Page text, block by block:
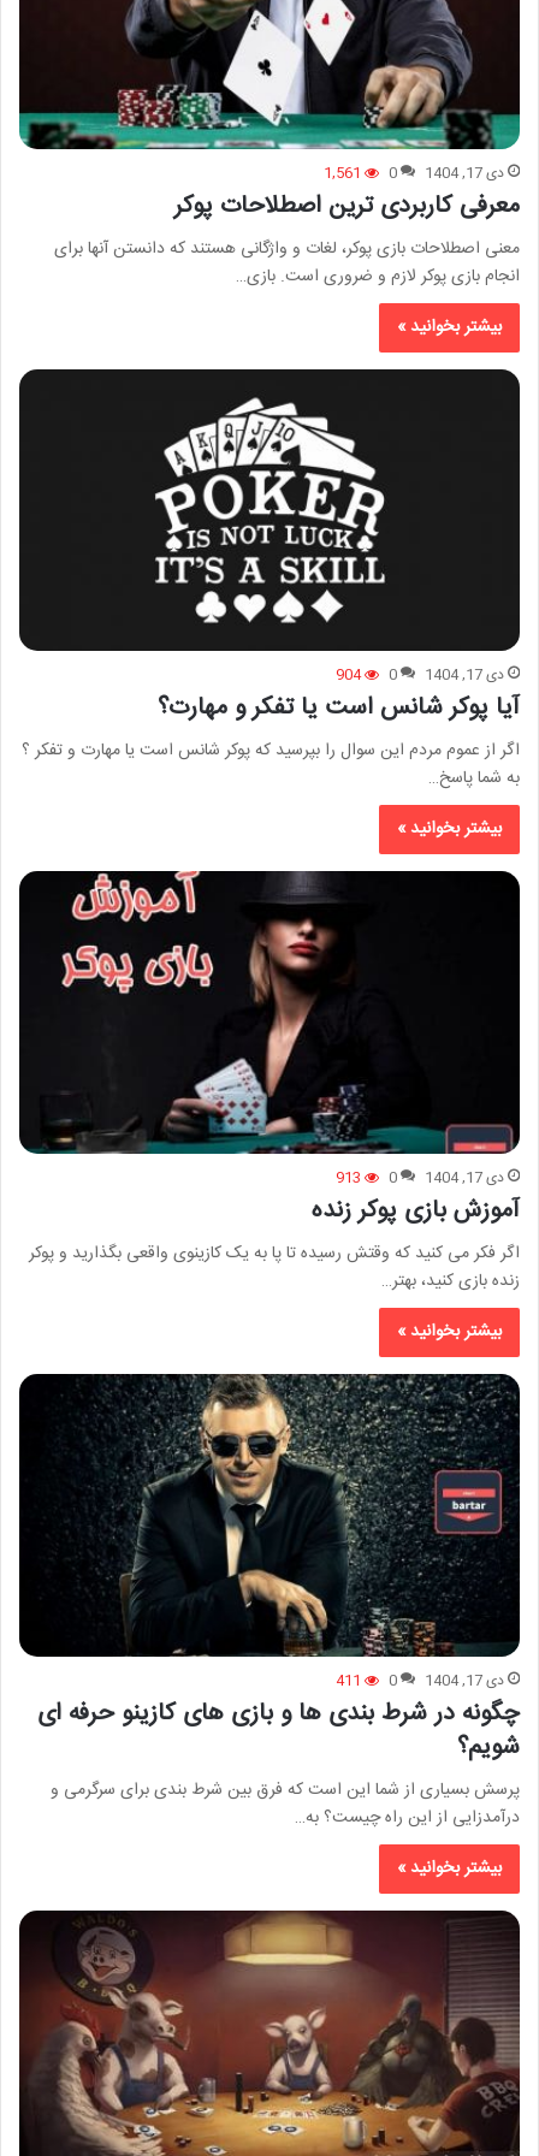
دی 17, 1404 0
1,561
معرفی کاربردی ترین اصطلاحات پوکر
معنی اصطلاحات بازی پوکر، لغات و واژگانی هستند که دانستن آنها برای
انجام بازی پوکر لازم و ضروری است. بازی…
بیشتر بخوانید »
دی 17, 1404 0
904
آیا پوکر شانس است یا تفکر و مهارت؟
اگر از عموم مردم این سوال را بپرسید که پوکر شانس است یا مهارت و تفکر ؟
به شما پاسخ…
بیشتر بخوانید »
دی 17, 1404 0
913
آموزش بازی پوکر زنده
اگر فکر می کنید که وقتش رسیده تا پا به یک کازینوی واقعی بگذارید و پوکر
زنده بازی کنید، بهتر…
بیشتر بخوانید »
دی 17, 1404 0
411
چگونه در شرط بندی ها و بازی های کازینو حرفه ای
شویم؟
پرسش بسیاری از شما این است که فرق بین شرط بندی برای سرگرمی و
درآمدزایی از این راه چیست؟ به…
بیشتر بخوانید »